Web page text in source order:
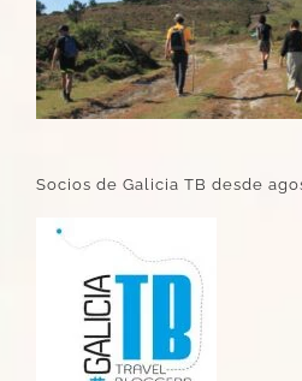
Socios de Galicia TB desde